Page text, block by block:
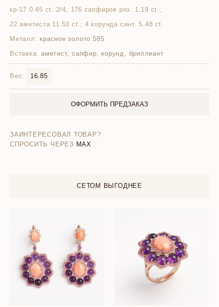
кр-17 0.45 ct. 2/4; 176 сапфиров роз. 1.19 ct.;
22 аметиста 11.53 ct.; 4 корунда синт. 5.48 ct.
Металл: красное золото 585
Вставка: аметист, сапфир, корунд, бриллиант
Вес: 16.85
ОФОРМИТЬ ПРЕДЗАКАЗ
ЗАИНТЕРЕСОВАЛ ТОВАР?
СПРОСИТЬ ЧЕРЕЗ MAX
СЕТОМ ВЫГОДНЕЕ